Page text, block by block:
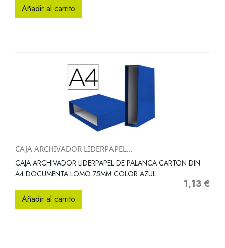
Añadir al carrito
CAJA ARCHIVADOR LIDERPAPEL...
CAJA ARCHIVADOR LIDERPAPEL DE PALANCA CARTON DIN
A4 DOCUMENTA LOMO 75MM COLOR AZUL
Precio
1,13 €
Añadir al carrito